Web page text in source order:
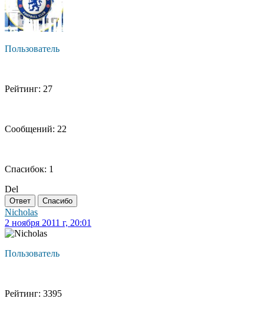
Пользователь
Рейтинг: 27
Сообщений: 22
Спасибок: 1
Del
Ответ Спасибо
Nicholas
2 ноября 2011 г, 20:01
Пользователь
Рейтинг: 3395